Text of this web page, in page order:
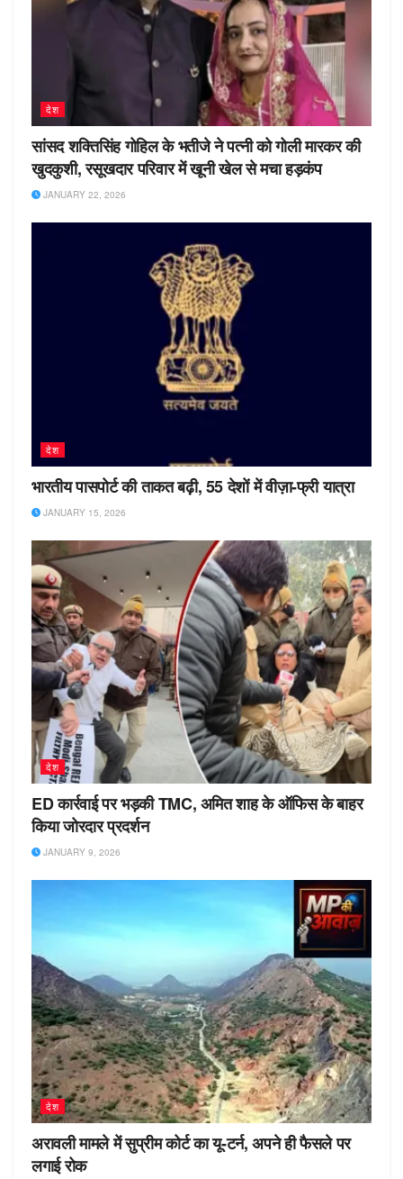
देश
सांसद शक्तिसिंह गोहिल के भतीजे ने पत्नी को गोली मारकर की
खुदकुशी, रसूखदार परिवार में खूनी खेल से मचा हड़कंप
JANUARY 22, 2026
देश
भारतीय पासपोर्ट की ताकत बढ़ी, 55 देशों में वीज़ा-फ्री यात्रा
JANUARY 15, 2026
देश
ED कार्रवाई पर भड़की TMC, अमित शाह के ऑफिस के बाहर
किया जोरदार प्रदर्शन
JANUARY 9, 2026
देश
अरावली मामले में सुप्रीम कोर्ट का यू-टर्न, अपने ही फैसले पर
लगाई रोक